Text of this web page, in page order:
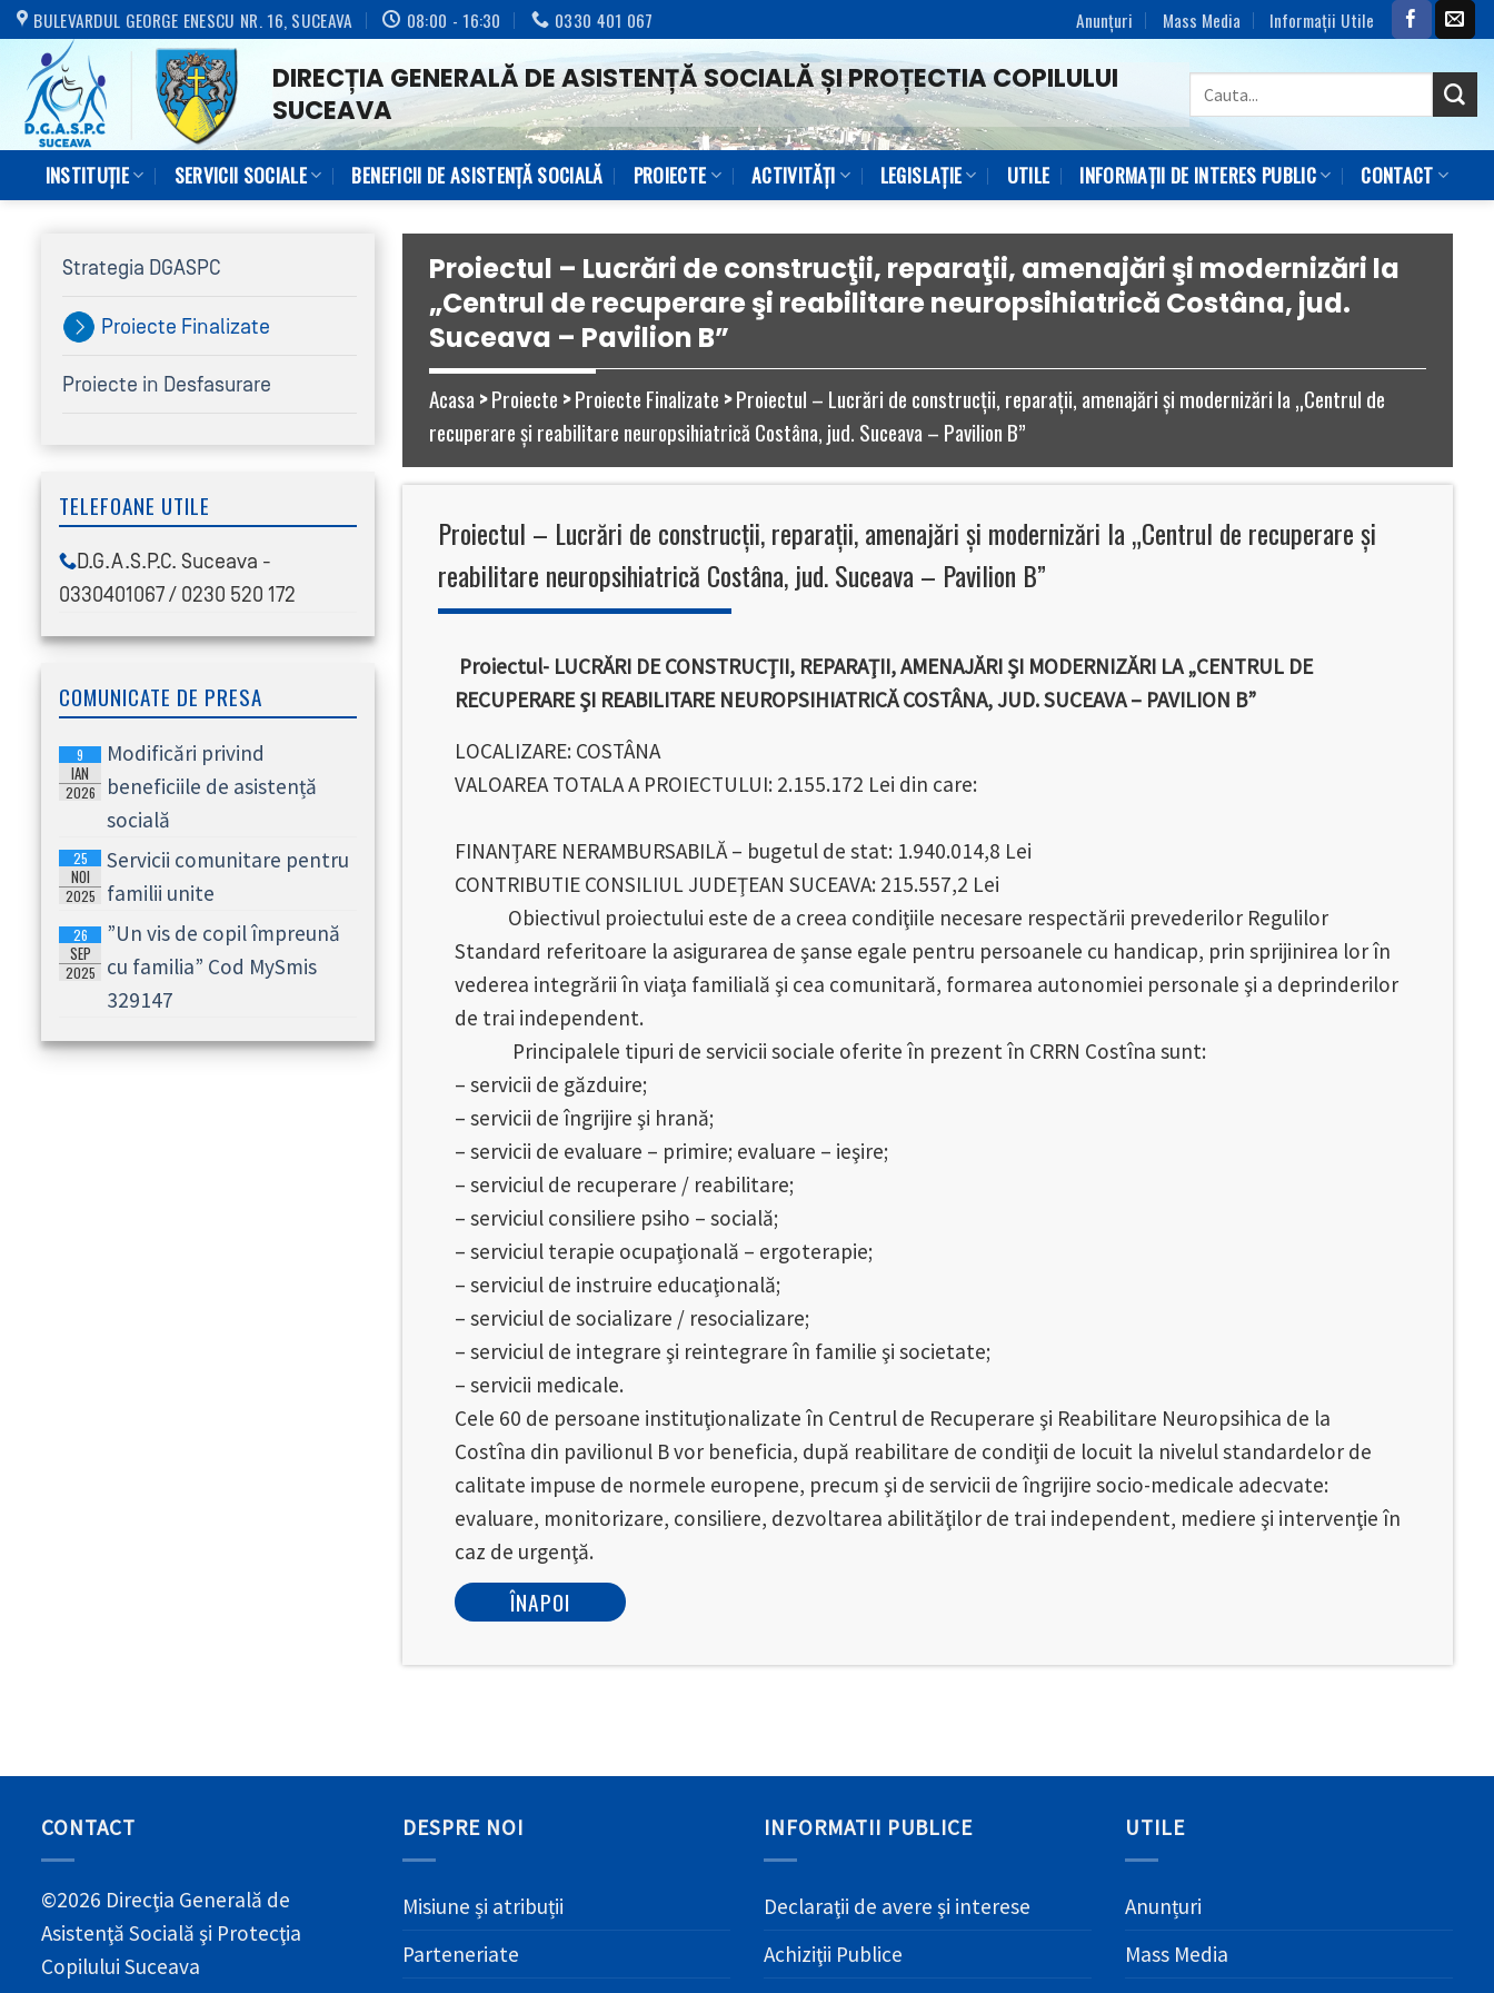
Skip
content
BULEVARDUL GEORGE ENESCU NR. 16, SUCEAVA 08:00 - 16:30 0330 401 067 Anunțuri Mass Media Informaţii Utile
DIRECȚIA GENERALĂ DE ASISTENȚĂ SOCIALĂ ȘI PROȚECTIA COPILULUI
SUCEAVA
INSTITUȚIE SERVICII SOCIALE BENEFICII DE ASISTENŢĂ SOCIALĂ PROIECTE ACTIVITĂȚI LEGISLAȚIE UTILE INFORMAȚII DE INTERES PUBLIC CONTACT
Proiectul – Lucrări de construcţii, reparaţii, amenajări şi modernizări la
„Centrul de recuperare şi reabilitare neuropsihiatrică Costâna, jud.
Suceava – Pavilion B”
Acasa>Proiecte >Proiecte Finalizate >Proiectul – Lucrări de construcţii, reparaţii, amenajări şi modernizări la „Centrul de
recuperare şi reabilitare neuropsihiatrică Costâna, jud. Suceava – Pavilion B”
Proiectul – Lucrări de construcţii, reparaţii, amenajări şi modernizări la „Centrul de recuperare şi
reabilitare neuropsihiatrică Costâna, jud. Suceava – Pavilion B”
Proiectul- LUCRĂRI DE CONSTRUCŢII, REPARAŢII, AMENAJĂRI ŞI MODERNIZĂRI LA „CENTRUL DE
RECUPERARE ŞI REABILITARE NEUROPSIHIATRICĂ COSTÂNA, JUD. SUCEAVA – PAVILION B”
LOCALIZARE: COSTÂNA
VALOAREA TOTALA A PROIECTULUI: 2.155.172 Lei din care:
FINANŢARE NERAMBURSABILĂ – bugetul de stat: 1.940.014,8 Lei
CONTRIBUTIE CONSILIUL JUDEŢEAN SUCEAVA: 215.557,2 Lei
Obiectivul proiectului este de a creea condiţiile necesare respectării prevederilor Regulilor
Standard referitoare la asigurarea de şanse egale pentru persoanele cu handicap, prin sprijinirea lor în
vederea integrării în viaţa familială şi cea comunitară, formarea autonomiei personale şi a deprinderilor
de trai independent.
Principalele tipuri de servicii sociale oferite în prezent în CRRN Costîna sunt:
– servicii de găzduire;
– servicii de îngrijire şi hrană;
– servicii de evaluare – primire; evaluare – ieşire;
– serviciul de recuperare / reabilitare;
– serviciul consiliere psiho – socială;
– serviciul terapie ocupaţională – ergoterapie;
– serviciul de instruire educaţională;
– serviciul de socializare / resocializare;
– serviciul de integrare şi reintegrare în familie şi societate;
– servicii medicale.
Cele 60 de persoane instituţionalizate în Centrul de Recuperare şi Reabilitare Neuropsihica de la
Costîna din pavilionul B vor beneficia, după reabilitare de condiţii de locuit la nivelul standardelor de
calitate impuse de normele europene, precum şi de servicii de îngrijire socio-medicale adecvate:
evaluare, monitorizare, consiliere, dezvoltarea abilităţilor de trai independent, mediere şi intervenţie în
caz de urgenţă.
ÎNAPOI
Strategia DGASPC
Proiecte Finalizate
Proiecte in Desfasurare
TELEFOANE UTILE
D.G.A.S.P.C. Suceava -
0330401067 / 0230 520 172
COMUNICATE DE PRESA
9
IAN
2026
Modificări privind
beneficiile de asistență
socială
25
NOI
2025
Servicii comunitare pentru
familii unite
26
SEP
2025
”Un vis de copil împreună
cu familia” Cod MySmis
329147
CONTACT
©2026 Direcţia Generală de
Asistenţă Socială şi Protecţia
Copilului Suceava
DESPRE NOI
Misiune și atribuții
Parteneriate
INFORMATII PUBLICE
Declaraţii de avere şi interese
Achiziţii Publice
UTILE
Anunțuri
Mass Media